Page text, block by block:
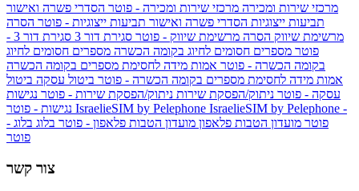
מרכזי שירות ומכירה מרכזי שירות ומכירה - פוטר הסדרי פשרה ואישור
תביעות ייצוגיות הסדרי פשרה ואישור תביעות ייצוגיות - פוטר הסרה
מרשימת שיווק הסרה מרשימת שיווק - פוטר סגירת דור 3
סגירת דור 3 -
פוטר מספרים חסומים לחיוג בקומה הכשרה מספרים חסומים לחיוג
בקומה הכשרה - פוטר אמות מידה לחסימת מספרים בקומה הכשרה
אמות מידה לחסימת מספרים בקומה הכשרה - פוטר ביטול עסקה ביטול
עסקה - פוטר ניתוק/הפסקת שירות ניתוק/הפסקת שירות - פוטר נגישות
IsraelieSIM by Pelephone IsraelieSIM by Pelephone -
פוטר מועדון הטבות פלאפון מועדון הטבות פלאפון - פוטר בלוג בלוג -
פוטר
צור קשר